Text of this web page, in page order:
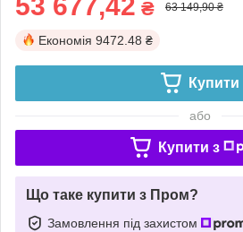
₴ 63 149,90 ₴
Економія 9472.48 ₴
Купити
або
Купити з
Що таке купити з Пром?
Замовлення під захистом